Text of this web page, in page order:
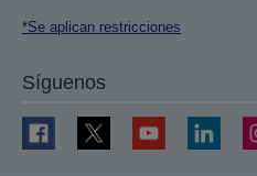
*Se aplican restricciones
Síguenos